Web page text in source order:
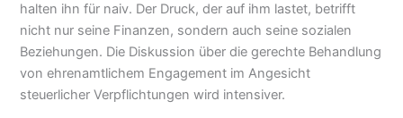
halten ihn für naiv. Der Druck, der auf ihm lastet, betrifft
nicht nur seine Finanzen, sondern auch seine sozialen
Beziehungen. Die Diskussion über die gerechte Behandlung
von ehrenamtlichem Engagement im Angesicht
steuerlicher Verpflichtungen wird intensiver.